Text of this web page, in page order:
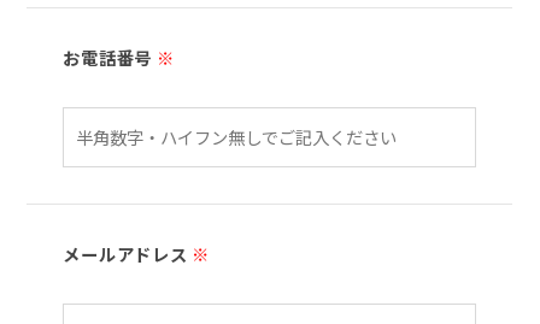
お電話番号 ※
メールアドレス ※